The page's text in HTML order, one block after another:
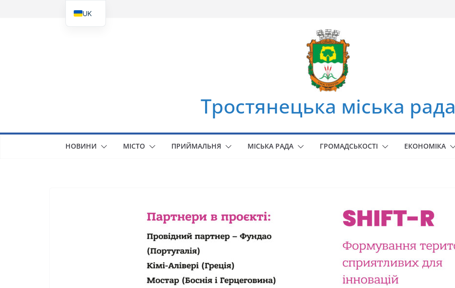
Тростянецька міська рада
НОВИНИ МІСТО ПРИЙМАЛЬНЯ МІСЬКА РАДА ГРОМАДСЬКОСТІ ЕКОНОМІКА
UK